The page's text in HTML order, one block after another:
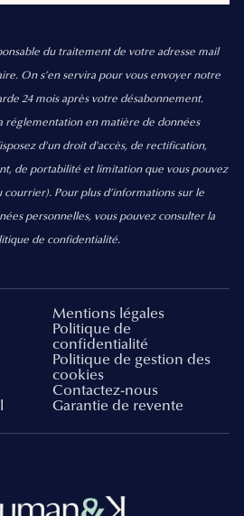
du traitement de votre adresse mail
On s’en servira pour vous envoyer notre
24 mois après votre désabonnement.
réglementation en matière de données
d'un droit d'accès, de rectification,
de portabilité et limitation que vous pouvez
courrier). Pour plus d’informations sur le
personnelles, vous pouvez consulter la
de confidentialité.
Mentions légales
Politique de
confidentialité
Politique de gestion des
cookies
Contactez-nous
Garantie de revente